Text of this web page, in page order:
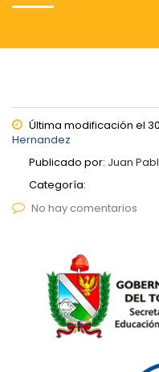
Última modificación el
Hernandez
Publicado por: Juan
Categoría:
No hay comentarios